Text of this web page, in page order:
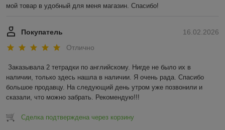
мой товар в удобный для меня магазин. Спасибо!
16.02.2026
Покупатель
Отлично
Заказывала 2 тетрадки по английскому. Нигде не было их в
наличии, только здесь нашла в наличии. Я очень рада. Спасибо
большое продавцу. На следующий день утром уже позвонили и
сказали, что можно забрать. Рекомендую!!!
Сделка подтверждена через корзину